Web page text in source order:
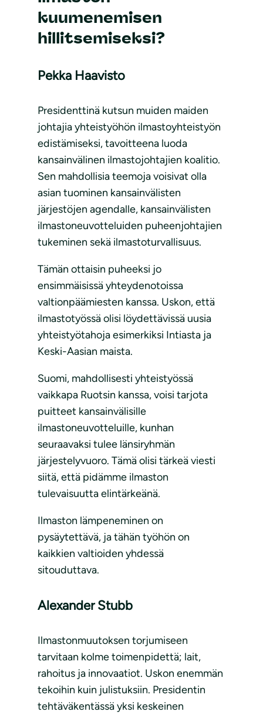
kuumenemisen
hillitsemiseksi?
Pekka Haavisto
Presidenttinä kutsun muiden maiden
johtajia yhteistyöhön ilmastoyhteistyön
edistämiseksi, tavoitteena luoda
kansainvälinen ilmastojohtajien koalitio.
Sen mahdollisia teemoja voisivat olla
asian tuominen kansainvälisten
järjestöjen agendalle, kansainvälisten
ilmastoneuvotteluiden puheenjohtajien
tukeminen sekä ilmastoturvallisuus.
Tämän ottaisin puheeksi jo
ensimmäisissä yhteydenotoissa
valtionpäämiesten kanssa. Uskon, että
ilmastotyössä olisi löydettävissä uusia
yhteistyötahoja esimerkiksi Intiasta ja
Keski-Aasian maista.
Suomi, mahdollisesti yhteistyössä
vaikkapa Ruotsin kanssa, voisi tarjota
puitteet kansainvälisille
ilmastoneuvotteluille, kunhan
seuraavaksi tulee länsiryhmän
järjestelyvuoro. Tämä olisi tärkeä viesti
siitä, että pidämme ilmaston
tulevaisuutta elintärkeänä.
Ilmaston lämpeneminen on
pysäytettävä, ja tähän työhön on
kaikkien valtioiden yhdessä
sitouduttava.
Alexander Stubb
Ilmastonmuutoksen torjumiseen
tarvitaan kolme toimenpidettä; lait,
rahoitus ja innovaatiot. Uskon enemmän
tekoihin kuin julistuksiin. Presidentin
tehtäväkentässä yksi keskeinen